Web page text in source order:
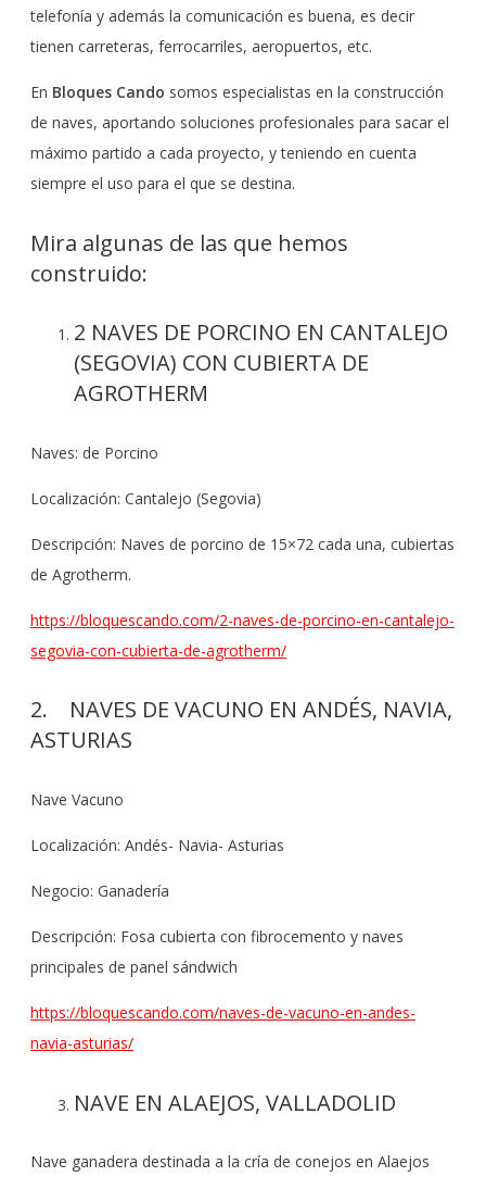
telefonía y además la comunicación es buena, es decir
tienen carreteras, ferrocarriles, aeropuertos, etc.
En Bloques Cando somos especialistas en la construcción
de naves, aportando soluciones profesionales para sacar el
máximo partido a cada proyecto, y teniendo en cuenta
siempre el uso para el que se destina.
Mira algunas de las que hemos
construido:
2 NAVES DE PORCINO EN CANTALEJO
(SEGOVIA) CON CUBIERTA DE
AGROTHERM
Naves: de Porcino
Localización: Cantalejo (Segovia)
Descripción: Naves de porcino de 15×72 cada una, cubiertas
de Agrotherm.
https://bloquescando.com/2-naves-de-porcino-en-cantalejo-
segovia-con-cubierta-de-agrotherm/
2. NAVES DE VACUNO EN ANDÉS, NAVIA,
ASTURIAS
Nave Vacuno
Localización: Andés- Navia- Asturias
Negocio: Ganadería
Descripción: Fosa cubierta con fibrocemento y naves
principales de panel sándwich
https://bloquescando.com/naves-de-vacuno-en-andes-
navia-asturias/
NAVE EN ALAEJOS, VALLADOLID
Nave ganadera destinada a la cría de conejos en Alaejos